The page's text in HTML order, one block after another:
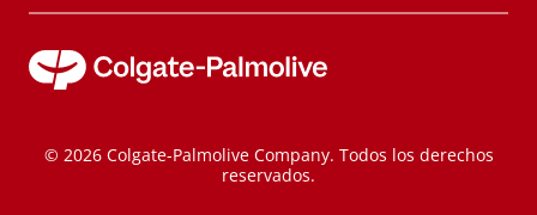
© 2026 Colgate-Palmolive Company. Todos los derechos
reservados.